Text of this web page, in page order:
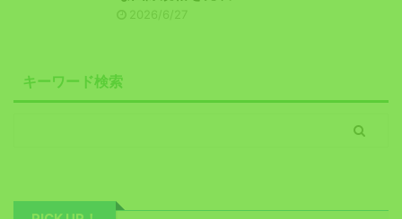
2026/6/27
キーワード検索